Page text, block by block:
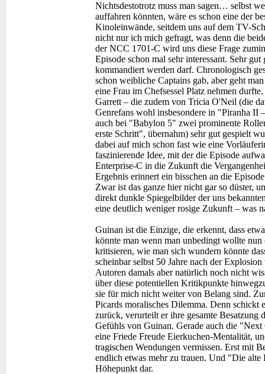
Nichtsdestotrotz muss man sagen… selbst
auffahren könnten, wäre es schon eine der
Kinoleinwände, seitdem uns auf dem TV-
nicht nur ich mich gefragt, was denn die
der NCC 1701-C wird uns diese Frage
Episode schon mal sehr interessant. Sehr
kommandiert werden darf. Chronologisch
schon weibliche Captains gab, aber geht
eine Frau im Chefsessel Platz nehmen
Garrett – die zudem von Tricia O'Neil (die
Genrefans wohl insbesondere in "Piranha II
auch bei "Babylon 5" zwei prominente
erste Schritt", übernahm) sehr gut gespielt
dabei auf mich schon fast wie eine
faszinierende Idee, mit der die Episode
Enterprise-C in die Zukunft die
Ergebnis erinnert ein bisschen an die
Zwar ist das ganze hier nicht gar so düster,
direkt dunkle Spiegelbilder der uns
eine deutlich weniger rosige Zukunft – was
Guinan ist die Einzige, die erkennt, dass
könnte man wenn man unbedingt wollte nun
kritisieren, wie man sich wundern könnte
scheinbar selbst 50 Jahre nach der
Autoren damals aber natürlich noch nicht
über diese potentiellen Kritikpunkte
sie für mich nicht weiter von Belang sind.
Picards moralisches Dilemma. Denn schickt
zurück, verurteilt er ihre gesamte
Gefühls von Guinan. Gerade auch die
eine Friede Freude Eierkuchen-Mentalität,
tragischen Wendungen vermissen. Erst mit
endlich etwas mehr zu trauen. Und "Die
Höhepunkt dar.